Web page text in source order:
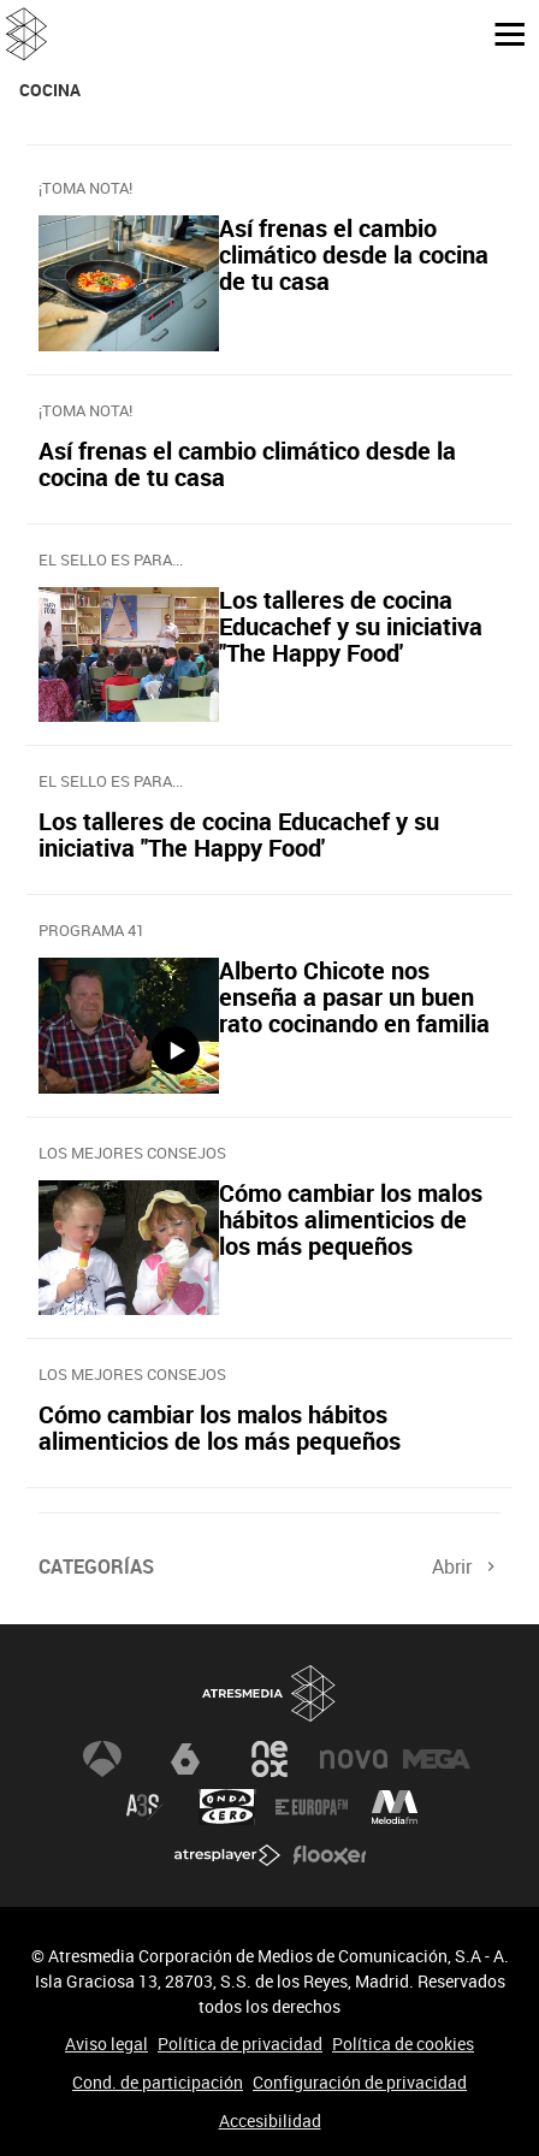
COCINA
¡TOMA NOTA!
Así frenas el cambio
climático desde la cocina
de tu casa
¡TOMA NOTA!
Así frenas el cambio climático desde la
cocina de tu casa
EL SELLO ES PARA...
Los talleres de cocina
Educachef y su iniciativa
''The Happy Food'
EL SELLO ES PARA...
Los talleres de cocina Educachef y su
iniciativa ''The Happy Food'
PROGRAMA 41
Alberto Chicote nos
enseña a pasar un buen
rato cocinando en familia
LOS MEJORES CONSEJOS
Cómo cambiar los malos
hábitos alimenticios de
los más pequeños
LOS MEJORES CONSEJOS
Cómo cambiar los malos hábitos
alimenticios de los más pequeños
CATEGORÍAS Abrir
© Atresmedia Corporación de Medios de Comunicación, S.A - A.
Isla Graciosa 13, 28703, S.S. de los Reyes, Madrid. Reservados
todos los derechos
Aviso legal Política de privacidad Política de cookies
Cond. de participación Configuración de privacidad
Accesibilidad